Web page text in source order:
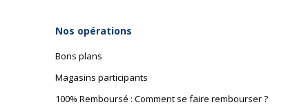
Nos opérations
Bons plans
Magasins participants
100% Remboursé : Comment se faire rembourser ?